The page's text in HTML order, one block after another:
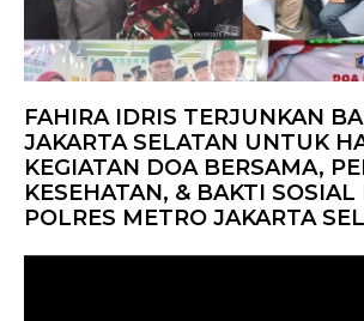
FAHIRA IDRIS TERJUNKAN
JAKARTA SELATAN UNTUK
KEGIATAN DOA BERSAMA,
KESEHATAN, & BAKTI SOSIAL
POLRES METRO JAKARTA